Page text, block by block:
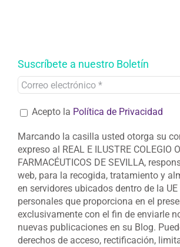
Suscríbete a nuestro Boletín
Acepto la Política de Privacidad
Marcando la casilla usted otorga su
expreso al REAL E ILUSTRE COLEGIO
FARMACÉUTICOS DE SEVILLA,
web, para la recogida, tratamiento y
en servidores ubicados dentro de la
personales que proporciona en el
exclusivamente con el fin de enviarle
nuevas publicaciones en su Blog.
derechos de acceso, rectificación,